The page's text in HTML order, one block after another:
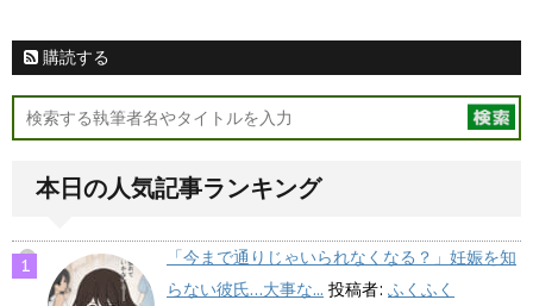
購読する
本日の人気記事ランキング
「今まで通りじゃいられなくなる？」妊娠を知
らない彼氏…大事な... 投稿者: ふくふく